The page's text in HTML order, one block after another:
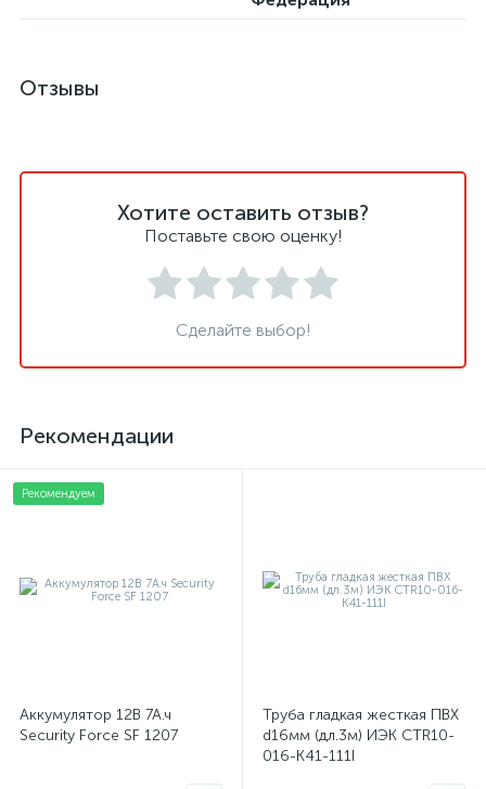
Отзывы
Хотите оставить отзыв?
Поставьте свою оценку!
Сделайте выбор!
Рекомендации
Рекомендуем
Аккумулятор 12В 7А.ч
Security Force SF 1207
Труба гладкая жесткая ПВХ
d16мм (дл.3м) ИЭК CTR10-
016-K41-111I